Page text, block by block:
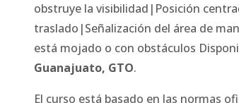
obstruye la visibilidad|Posición
traslado|Señalización del área de
está mojado o con obstáculos
Guanajuato, GTO.
El curso está basado en las normas